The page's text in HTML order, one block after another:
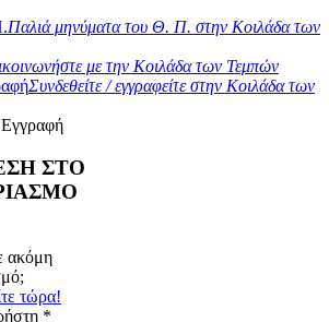
Παλιά μηνύματα του Θ. Π. στην Κοιλάδα των
με την Κοιλάδα των Τεμπών
Συνδεθείτε / εγγραφείτε στην Κοιλάδα των
Εγγραφή
ΣΤΟ
ακόμη
τώρα!
*